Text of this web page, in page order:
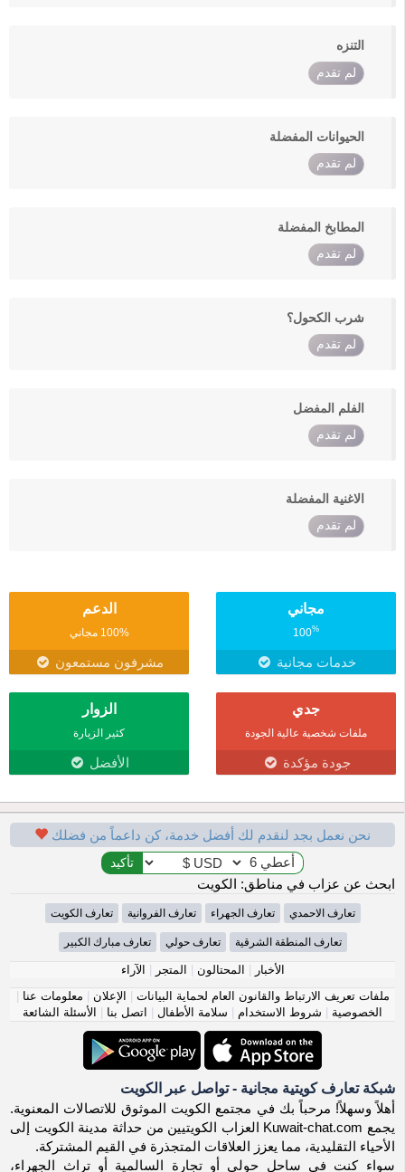
التنزه
لم تقدم
الحيوانات المفضلة
لم تقدم
المطابخ المفضلة
لم تقدم
شرب الكحول؟
لم تقدم
الفلم المفضل
لم تقدم
الاغنية المفضلة
لم تقدم
مجاني
100%
خدمات مجانية
الدعم
100% مجاني
مشرفون مستمعون
جدي
ملفات شخصية عالية الجودة
جودة مؤكدة
الزوار
كثير الزيارة
الأفضل
نحن نعمل بجد لنقدم لك أفضل خدمة، كن داعماً من فضلك
ابحث عن عزاب في مناطق: الكويت
تعارف الاحمدي تعارف الجهراء تعارف الفروانية تعارف الكويت
تعارف المنطقة الشرقية تعارف حولي تعارف مبارك الكبير
الأخبار | المحتالون | المتجر | الآراء
ملفات تعريف الارتباط والقانون العام لحماية البيانات | الإعلان | معلومات عنا |
الخصوصية | شروط الاستخدام | سلامة الأطفال | اتصل بنا | الأسئلة الشائعة
شبكة تعارف كويتية مجانية - تواصل عبر الكويت
أهلاً وسهلاً! مرحباً بك في مجتمع الكويت الموثوق للاتصالات المعنوية.
يجمع Kuwait-chat.com العزاب الكويتيين من حداثة مدينة الكويت إلى
الأحياء التقليدية، مما يعزز العلاقات المتجذرة في القيم المشتركة.
سواء كنت في ساحل حولي أو تجارة السالمية أو تراث الجهراء،